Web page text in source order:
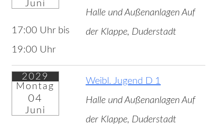
Juni
17:00 Uhr bis
19:00 Uhr
Halle und Außenanlagen Auf
der Klappe, Duderstadt
2029
Montag
04
Juni
Weibl. Jugend D 1
Halle und Außenanlagen Auf
der Klappe, Duderstadt